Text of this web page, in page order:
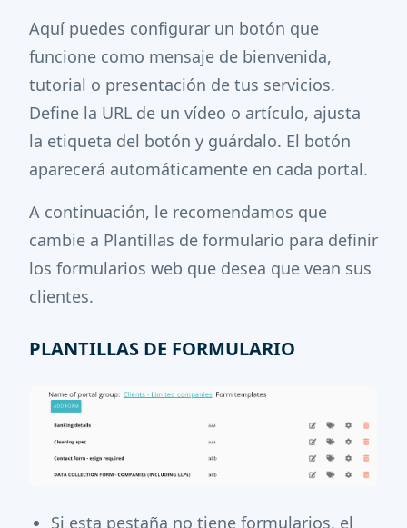
Aquí puedes configurar un botón que
funcione como mensaje de bienvenida,
tutorial o presentación de tus servicios.
Define la URL de un vídeo o artículo, ajusta
la etiqueta del botón y guárdalo. El botón
aparecerá automáticamente en cada portal.
A continuación, le recomendamos que
cambie a Plantillas de formulario para definir
los formularios web que desea que vean sus
clientes.
PLANTILLAS DE FORMULARIO
Si esta pestaña no tiene formularios, el